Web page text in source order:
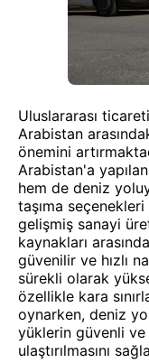
Uluslararası
Arabistan
önemini
Arabistan'a
hem de deniz
taşıma seçenekleri
gelişmiş sanayi
kaynakları
güvenilir ve hızlı
sürekli olarak
özellikle kara
oynarken, deniz
yüklerin güvenli
ulaştırılmasını